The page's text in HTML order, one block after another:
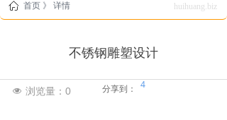
分享到： 4
不锈钢雕塑设计
넶 浏览量： 0
ꀇ huihuang.biz
首页 》 详情